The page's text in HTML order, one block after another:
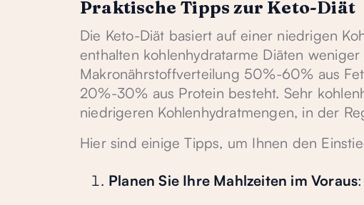
Praktische Tipps zur Keto-Diät
Die Keto-Diät basiert auf einer niedrigen
enthalten kohlenhydratarme Diäten
Makronährstoffverteilung 50%-60% aus
20%-30% aus Protein besteht. Sehr
niedrigeren Kohlenhydratmengen, in der
Hier sind einige Tipps, um Ihnen den
Planen Sie Ihre Mahlzeiten im Voraus